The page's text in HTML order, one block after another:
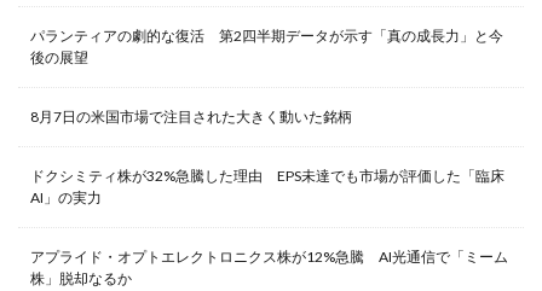
パランティアの劇的な復活 第2四半期データが示す「真の成長力」と今
後の展望
8月7日の米国市場で注目された大きく動いた銘柄
ドクシミティ株が32%急騰した理由 EPS未達でも市場が評価した「臨床
AI」の実力
アプライド・オプトエレクトロニクス株が12%急騰 AI光通信で「ミーム
株」脱却なるか